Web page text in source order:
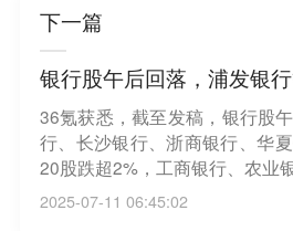
下一篇
银行股午后回落，浦发银
36氪获悉，截至发稿，银行股
行、长沙银行、浙商银行、华
20股跌超2%，工商银行、农业
2025-07-11 06:45:02